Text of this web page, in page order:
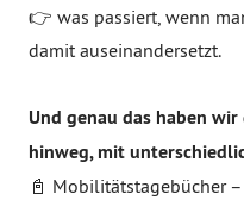
👉 was passiert, wenn
damit auseinandersetzt.
Und genau das haben
hinweg, mit
📓 Mobilitätstagebücher